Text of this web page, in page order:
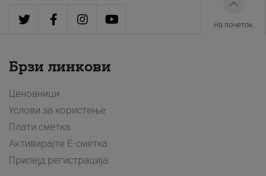
На почеток
Брзи линкови
Ценовници
Услови за користење
Плати сметка
Активирајте Е-сметка
Припејд регистрација